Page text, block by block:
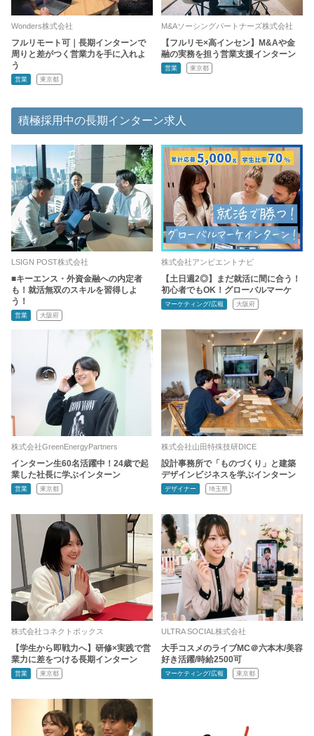
Wonders株式会社
フルリモート可｜長期インターンで
周りと差がつく営業力を手に入れよ
う
営業 東京都
M&Aソーシングパートナーズ株式会社
【フルリモ×高インセン】M&Aや金
融の実務を担う営業支援インターン
営業 東京都
積極採用中の長期インターン求人
LSIGN POST株式会社
■キーエンス・外資金融への内定者
も！就活無双のスキルを習得しよ
う！
営業 大阪府
株式会社アンビエントナビ
【土日週2◎】まだ就活に間に合う！
初心者でもOK！グローバルマーケ
マーケティング/広報 大阪府
株式会社GreenEnergyPartners
インターン生60名活躍中！24歳で起
業した社長に学ぶインターン
営業 東京都
株式会社山田特殊技研DICE
設計事務所で「ものづくり」と建築
デザインビジネスを学ぶインターン
デザイナー 埼玉県
株式会社コネクトボックス
【学生から即戦力へ】研修×実践で営
業力に差をつける長期インターン
営業 東京都
ULTRA SOCIAL株式会社
大手コスメのライブMC＠六本木/美容
好き活躍/時給2500可
マーケティング/広報 東京都